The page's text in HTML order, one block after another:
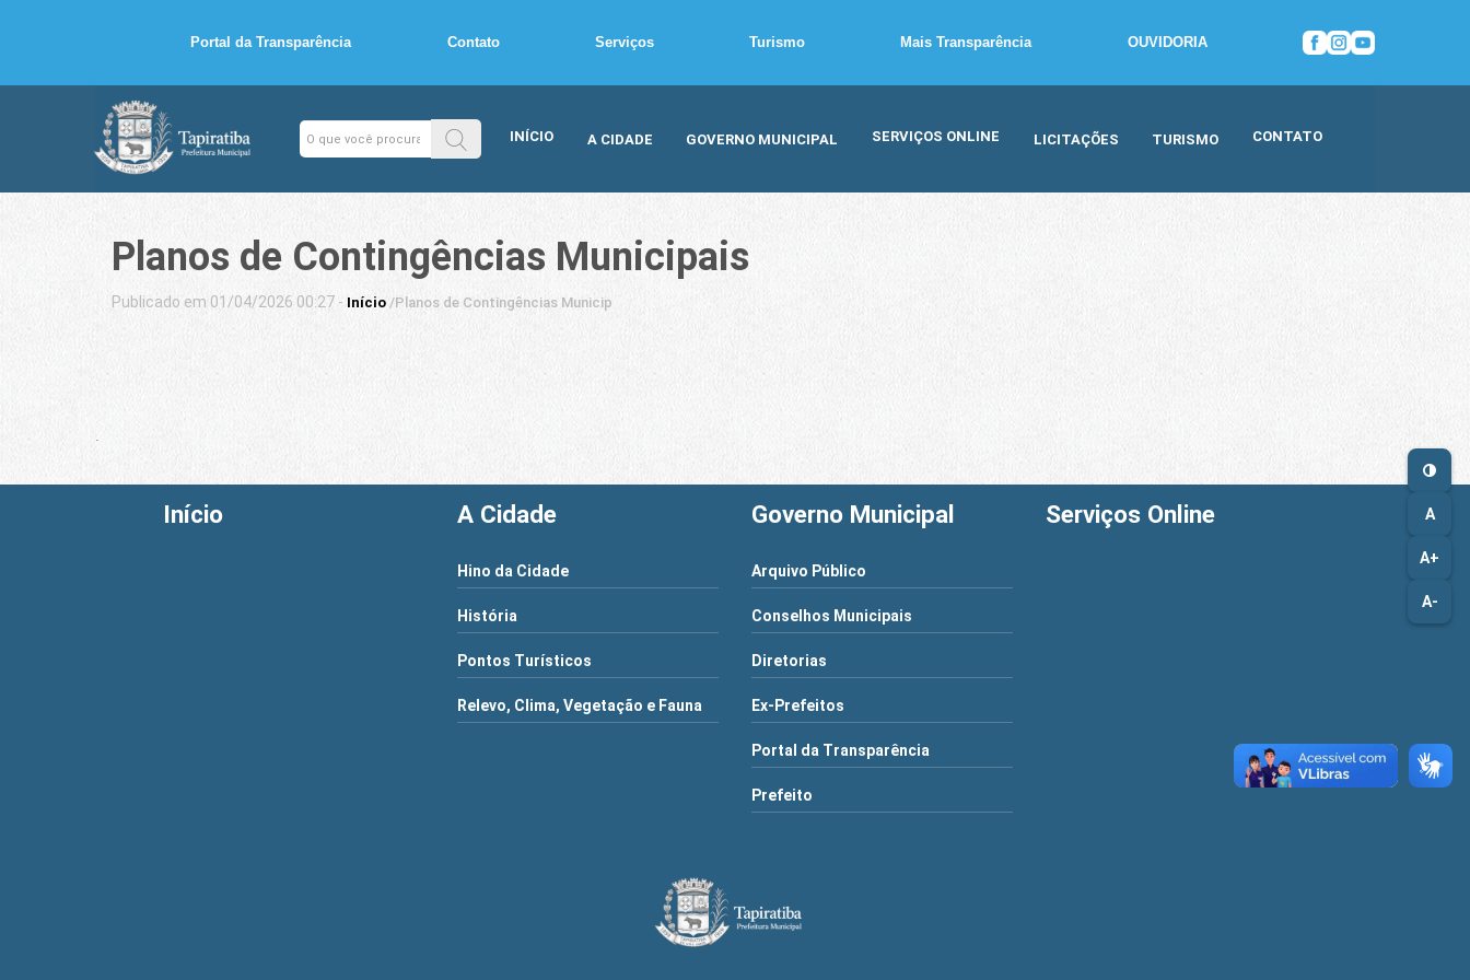
Portal da Transparência Contato Serviços Turismo Mais Transparência OUVIDORIA
INÍCIO A CIDADE GOVERNO MUNICIPAL SERVIÇOS ONLINE LICITAÇÕES TURISMO CONTATO
A
A+
A-
Planos de Contingências Municipais
Publicado em 01/04/2026 00:27 - Início /Planos de Contingências Municipais
Início A Cidade
Hino da Cidade
História
Pontos Turísticos
Relevo, Clima, Vegetação e Fauna
Governo Municipal
Arquivo Público
Conselhos Municipais
Diretorias
Ex-Prefeitos
Portal da Transparência
Prefeito
Serviços Online